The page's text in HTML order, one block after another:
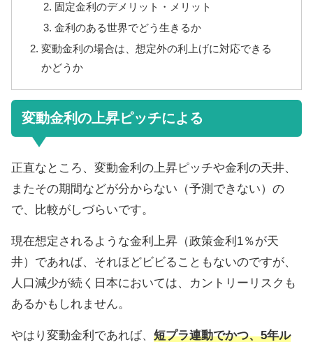
固定金利のデメリット・メリット
金利のある世界でどう生きるか
変動金利の場合は、想定外の利上げに対応できる
かどうか
変動金利の上昇ピッチによる
正直なところ、変動金利の上昇ピッチや金利の天井、
またその期間などが分からない（予測できない）の
で、比較がしづらいです。
現在想定されるような金利上昇（政策金利1％が天
井）であれば、それほどビビることもないのですが、
人口減少が続く日本においては、カントリーリスクも
あるかもしれません。
やはり変動金利であれば、 短プラ連動でかつ、5年ル